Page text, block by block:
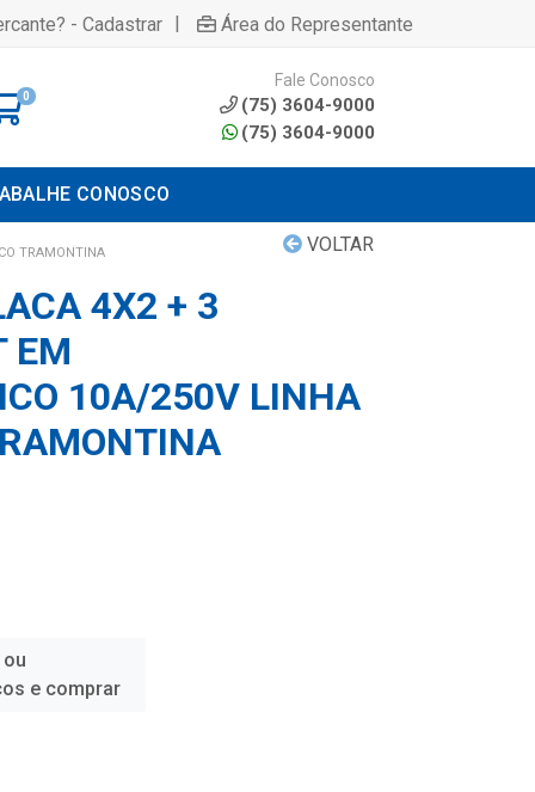
- Cadastrar | Área do Representante
0
Fale Conosco
(75) 3604-9000
(75) 3604-9000
CONOSCO
VOLTAR
TRAMONTINA
4X2 + 3
EM
10A/250V LINHA
e comprar